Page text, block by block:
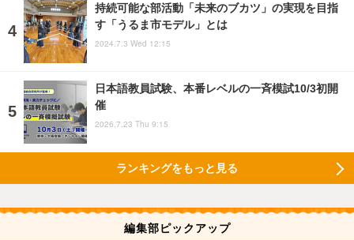
持続可能な部活動「未来のブカツ」の実現を目指
す「うるま市モデル」とは
2024.7.3 Wed 12:15
日本語教員試験、本番レベルの一斉模試10/3初開
催
2026.7.23 Thu 9:15
ランキングをもっと見る
編集部ピックアップ